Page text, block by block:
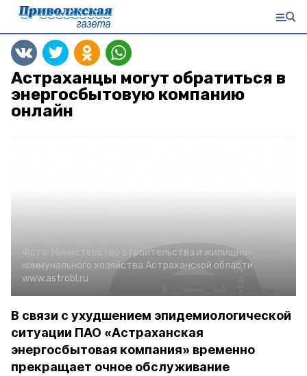
Астраханцы могут обратиться в
энергосбытовую компанию
онлайн
Фото:
Министерство строительства и жилищно-
коммунального хозяйства Астраханской области
www.astrobl.ru
В связи с ухудшением эпидемиологической
ситуации ПАО «Астраханская
энергосбытовая компания» временно
прекращает очное обслуживание